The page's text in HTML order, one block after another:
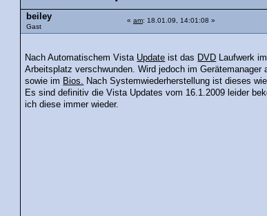
beiley
Gast
« am: 18.01.09, 14:01:08 »
Nach Automatischem Vista Update ist das DVD Laufwerk im
Arbeitsplatz verschwunden. Wird jedoch im Gerätemanager
sowie im Bios.
Nach Systemwiederherstellung ist dieses
Es sind definitiv die Vista Updates vom 16.1.2009 leider
ich diese immer wieder.